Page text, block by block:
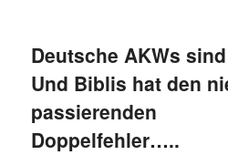
Deutsche AKWs
Und Biblis hat den
passierenden
Doppelfehler…..